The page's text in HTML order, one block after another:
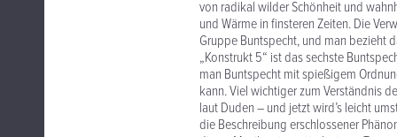
von radikal wilder Schönheit und
und Wärme in finsteren Zeiten. Die
Gruppe Buntspecht, und man bezieht
„Konstrukt 5“ ist das sechste
man Buntspecht mit spießigem
kann. Viel wichtiger zum Verständnis
laut Duden – und jetzt wird’s leicht
die Beschreibung erschlossener